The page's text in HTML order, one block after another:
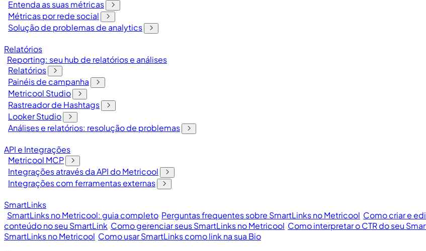
Entenda as suas métricas
Métricas por rede social
Solução de problemas de analytics
Relatórios
Reporting: seu hub de relatórios e análises
Relatórios
Painéis de campanha
Metricool Studio
Rastreador de Hashtags
Looker Studio
Análises e relatórios: resolução de problemas
API e Integrações
Metricool MCP
Integrações através da API do Metricool
Integrações com ferramentas externas
SmartLinks
SmartLinks no Metricool: guia completo Perguntas frequentes sobre SmartLinks no Metricool Como criar e
conteúdo no seu SmartLink Como gerenciar seus SmartLinks no Metricool Como interpretar o CTR do seu
SmartLinks no Metricool Como usar SmartLinks como link na sua Bio